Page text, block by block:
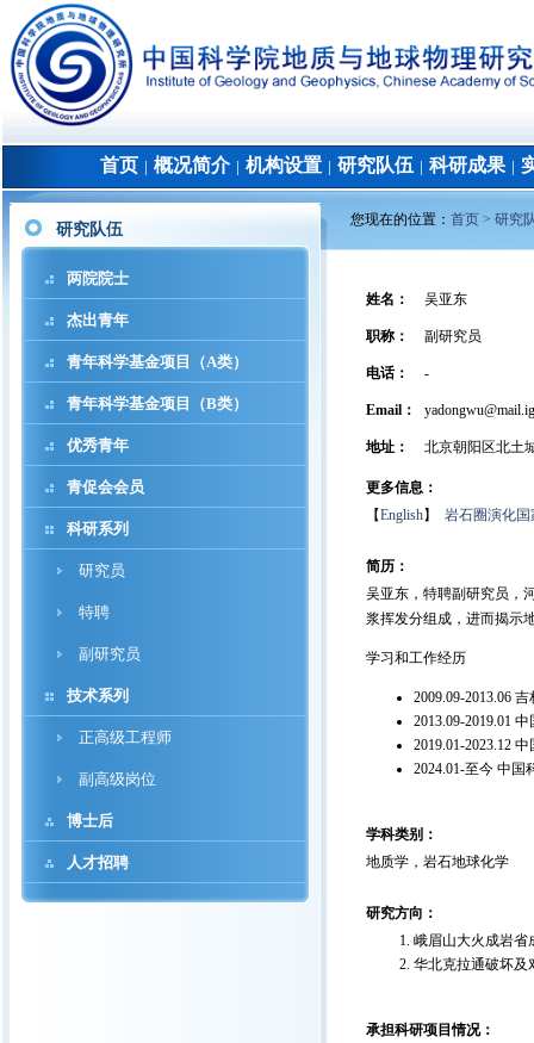
首页 概况简介│ 机构设置 研究队伍 科研成果│
研究队伍
两院院士
杰出青年
青年科学基金项目（A类）
青年科学基金项目（B类）
优秀青年
青促会会员
科研系列
研究员
特聘
副研究员
技术系列
正高级工程师
副高级岗位
博士后
人才招聘
您现在的位置： 首页 > 研究
姓名 ： 吴亚东
职称 ： 副研究员
电话： -
Email：
地址 ： 北京朝阳区北土
更多信息：
【English】 岩石圈演化
简历：
吴亚东，特聘副研究员，
浆挥发分组成，进而揭示
学习和工作经历
2009.09-2013.06
2013.09-2019.01
2019.01-2023.12
2024.01-至今 中
学科类别：
地质学，岩石地球化学
研究方向：
峨眉山大火成岩省
华北克拉通破坏及
承担科研项目情况：